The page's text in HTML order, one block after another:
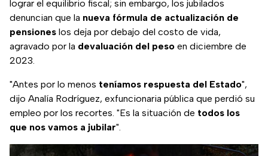
lograr el equilibrio fiscal; sin embargo, los jubilados
denuncian que la nueva fórmula de actualización de
pensiones los deja por debajo del costo de vida,
agravado por la devaluación del peso en diciembre de
2023.
"Antes por lo menos teníamos respuesta del Estado",
dijo Analía Rodríguez, exfuncionaria pública que perdió su
empleo por los recortes. "Es la situación de todos los
que nos vamos a jubilar".